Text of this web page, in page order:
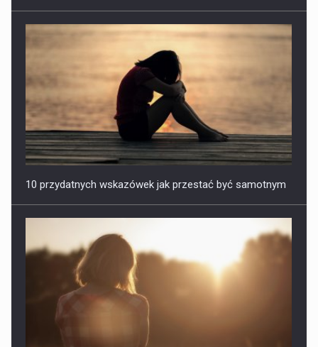
10 przydatnych wskazówek jak przestać być samotnym